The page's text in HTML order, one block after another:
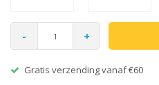
- +
Gratis verzending vanaf €60